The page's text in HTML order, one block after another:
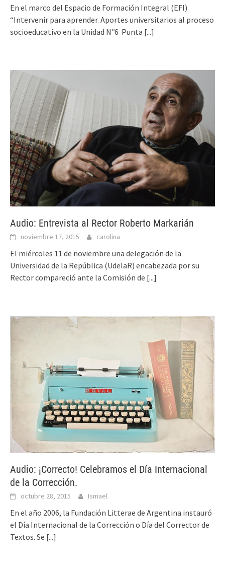
En el marco del Espacio de Formación Integral (EFI)
“Intervenir para aprender. Aportes universitarios al proceso
socio­educativo en la Unidad Nº6 ­ Punta [...]
Audio: Entrevista al Rector Roberto Markarián
noviembre 17, 2015 carolina
El miércoles 11 de noviembre una delegación de la
Universidad de la República (UdelaR) encabezada por su
Rector compareció ante la Comisión de [...]
Audio: ¡Correcto! Celebramos el Día Internacional
de la Corrección.
octubre 28, 2015 Ismael
En el año 2006, la Fundación Litterae de Argentina instauró
el Día Internacional de la Corrección o Día del Corrector de
Textos. Se [...]